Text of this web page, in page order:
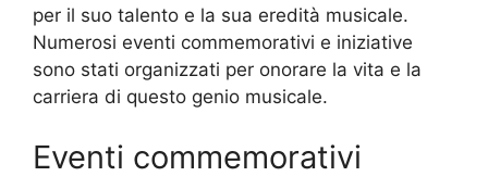
per il suo talento e la sua eredità musicale.
Numerosi eventi commemorativi e iniziative
sono stati organizzati per onorare la vita e la
carriera di questo genio musicale.
Eventi commemorativi